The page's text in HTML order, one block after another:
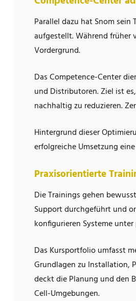
Parallel dazu hat Snom
aufgestellt. Während früher
Vordergrund.
Das Competence-Center
und Distributoren. Ziel ist
nachhaltig zu reduzieren.
Hintergrund dieser
erfolgreiche Umsetzung
Praxisorientierte
Die Trainings gehen
Support durchgeführt und
konfigurieren Systeme
Das Kursportfolio umfasst
Grundlagen zu Installation,
deckt die Planung und den
Cell-Umgebungen.